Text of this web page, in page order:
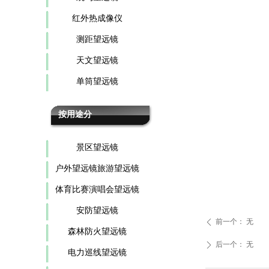
红外热成像仪
测距望远镜
天文望远镜
单筒望远镜
按用途分
景区望远镜
户外望远镜旅游望远镜
体育比赛演唱会望远镜
安防望远镜
森林防火望远镜
电力巡线望远镜
ꄴ 前一个： 无
ꄲ 后一个： 无